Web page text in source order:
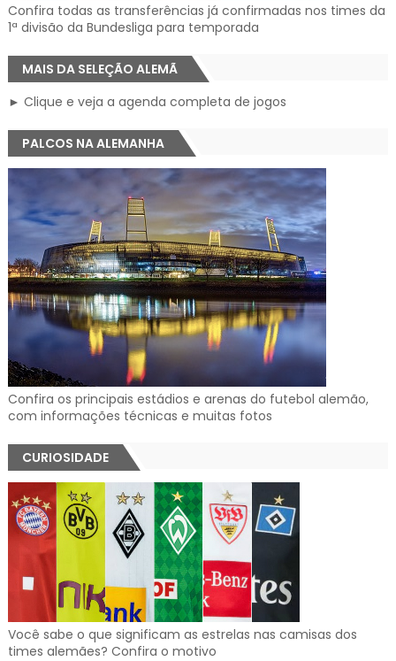
Confira todas as transferências já confirmadas nos times da
1ª divisão da Bundesliga para temporada
MAIS DA SELEÇÃO ALEMÃ
► Clique e veja a agenda completa de jogos
PALCOS NA ALEMANHA
Confira os principais estádios e arenas do futebol alemão,
com informações técnicas e muitas fotos
CURIOSIDADE
Você sabe o que significam as estrelas nas camisas dos
times alemães? Confira o motivo